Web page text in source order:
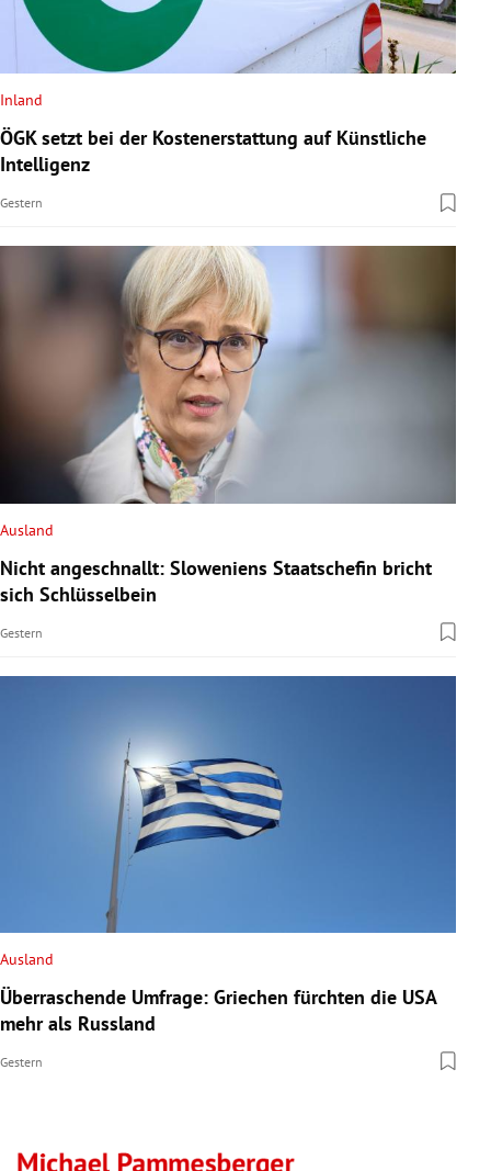
Inland
ÖGK setzt bei der Kostenerstattung auf Künstliche
Intelligenz
Gestern
Ausland
Nicht angeschnallt: Sloweniens Staatschefin bricht
sich Schlüsselbein
Gestern
Ausland
Überraschende Umfrage: Griechen fürchten die USA
mehr als Russland
Gestern